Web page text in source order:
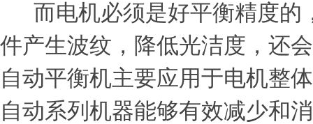
而电机必须是好平衡精度的
件产生波纹，降低光洁度，还
自动平衡机主要应用于电机整
自动系列机器能够有效减少和